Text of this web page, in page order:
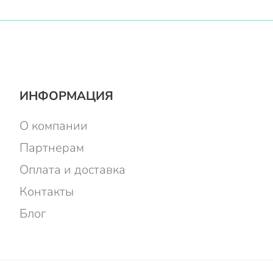
ИНФОРМАЦИЯ
О компании
Партнерам
Оплата и доставка
Контакты
Блог